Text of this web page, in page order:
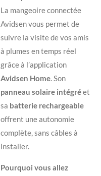
La mangeoire connectée
Avidsen vous permet de
suivre la visite de vos amis
à plumes en temps réel
grâce à l’application
Avidsen Home. Son
panneau solaire intégréet
sa batterie rechargeable
offrent une autonomie
complète, sans câbles à
installer.
Pourquoi vous allez